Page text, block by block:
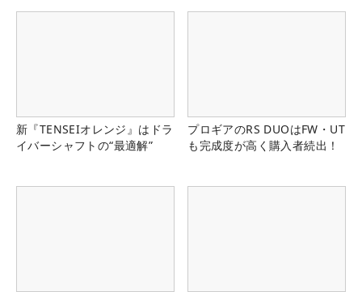
新『TENSEIオレンジ』はドラ
イバーシャフトの“最適解”
プロギアのRS DUOはFW・UT
も完成度が高く購入者続出！